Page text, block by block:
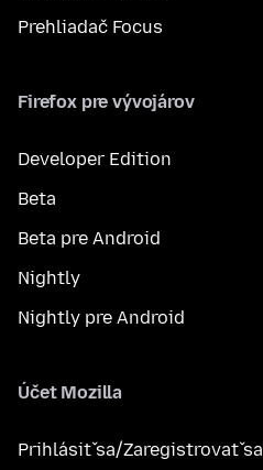
Prehliadač Focus
Firefox pre vývojárov
Developer Edition
Beta
Beta pre Android
Nightly
Nightly pre Android
Účet Mozilla
Prihlásiť sa/Zaregistrovať sa